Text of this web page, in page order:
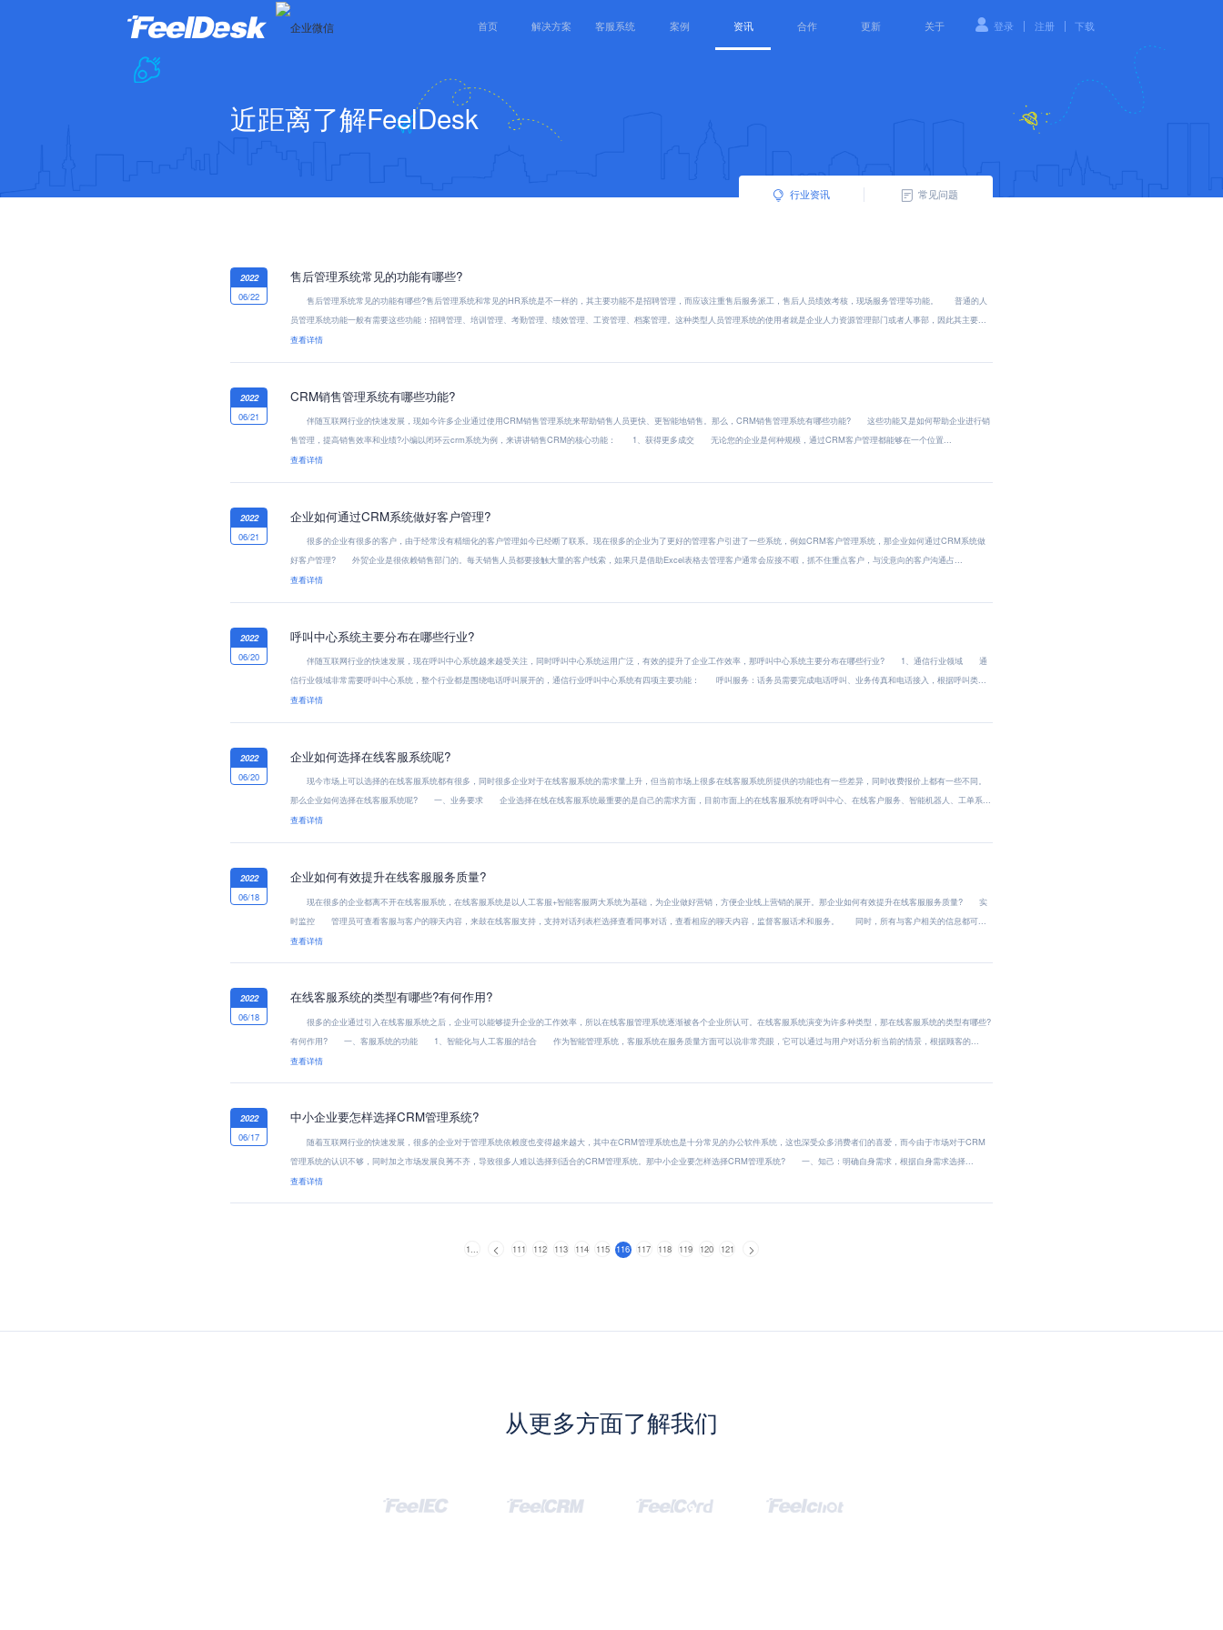
首页 解决方案 客服系统 案例 资讯 合作 更新 关于 登录 | 注册 | 下载
近距离了解FeelDesk
行业资讯 常见问题
2022
06/22
售后管理系统常见的功能有哪些?
售后管理系统常见的功能有哪些?售后管理系统和常见的HR系统是不一样的，其主要功能不是招聘管理，而应该注重售后服务派工，售后人员绩效考核，现场服务管理等功能。 普通的人
员管理系统功能一般有需要这些功能：招聘管理、培训管理、考勤管理、绩效管理、工资管理、档案管理。这种类型人员管理系统的使用者就是企业人力资源管理部门或者人事部，因此其主要...
查看详情
2022
06/21
CRM销售管理系统有哪些功能?
伴随互联网行业的快速发展，现如今许多企业通过使用CRM销售管理系统来帮助销售人员更快、更智能地销售。那么，CRM销售管理系统有哪些功能? 这些功能又是如何帮助企业进行销
售管理，提高销售效率和业绩?小编以闭环云crm系统为例，来讲讲销售CRM的核心功能： 1、获得更多成交 无论您的企业是何种规模，通过CRM客户管理都能够在一个位置...
查看详情
2022
06/21
企业如何通过CRM系统做好客户管理?
很多的企业有很多的客户，由于经常没有精细化的客户管理如今已经断了联系。现在很多的企业为了更好的管理客户引进了一些系统，例如CRM客户管理系统，那企业如何通过CRM系统做
好客户管理? 外贸企业是很依赖销售部门的。每天销售人员都要接触大量的客户线索，如果只是借助Excel表格去管理客户通常会应接不暇，抓不住重点客户，与没意向的客户沟通占...
查看详情
2022
06/20
呼叫中心系统主要分布在哪些行业?
伴随互联网行业的快速发展，现在呼叫中心系统越来越受关注，同时呼叫中心系统运用广泛，有效的提升了企业工作效率，那呼叫中心系统主要分布在哪些行业? 1、通信行业领域 通
信行业领域非常需要呼叫中心系统，整个行业都是围绕电话呼叫展开的，通信行业呼叫中心系统有四项主要功能： 呼叫服务：话务员需要完成电话呼叫、业务传真和电话接入，根据呼叫类...
查看详情
2022
06/20
企业如何选择在线客服系统呢?
现今市场上可以选择的在线客服系统都有很多，同时很多企业对于在线客服系统的需求量上升，但当前市场上很多在线客服系统所提供的功能也有一些差异，同时收费报价上都有一些不同。
那么企业如何选择在线客服系统呢? 一、业务要求 企业选择在线在线客服系统最重要的是自己的需求方面，目前市面上的在线客服系统有呼叫中心、在线客户服务、智能机器人、工单系...
查看详情
2022
06/18
企业如何有效提升在线客服服务质量?
现在很多的企业都离不开在线客服系统，在线客服系统是以人工客服+智能客服两大系统为基础，为企业做好营销，方便企业线上营销的展开。那企业如何有效提升在线客服服务质量? 实
时监控 管理员可查看客服与客户的聊天内容，来鼓在线客服支持，支持对话列表栏选择查看同事对话，查看相应的聊天内容，监督客服话术和服务。 同时，所有与客户相关的信息都可...
查看详情
2022
06/18
在线客服系统的类型有哪些?有何作用?
很多的企业通过引入在线客服系统之后，企业可以能够提升企业的工作效率，所以在线客服管理系统逐渐被各个企业所认可。在线客服系统演变为许多种类型，那在线客服系统的类型有哪些?
有何作用? 一、客服系统的功能 1、智能化与人工客服的结合 作为智能管理系统，客服系统在服务质量方面可以说非常亮眼，它可以通过与用户对话分析当前的情景，根据顾客的...
查看详情
2022
06/17
中小企业要怎样选择CRM管理系统?
随着互联网行业的快速发展，很多的企业对于管理系统依赖度也变得越来越大，其中在CRM管理系统也是十分常见的办公软件系统，这也深受众多消费者们的喜爱，而今由于市场对于CRM
管理系统的认识不够，同时加之市场发展良莠不齐，导致很多人难以选择到适合的CRM管理系统。那中小企业要怎样选择CRM管理系统? 一、知己：明确自身需求，根据自身需求选择...
查看详情
1... 111 112 113 114 115 116 117 118 119 120 121
从更多方面了解我们